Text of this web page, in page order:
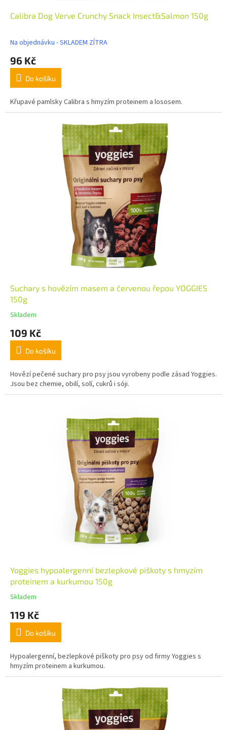
Calibra Dog Verve Crunchy Snack Insect&Salmon 150g
Na objednávku - SKLADEM ZÍTRA
96 Kč
Do košíku
Křupavé pamlsky Calibra s hmyzím proteinem a lososem.
Suchary s hovězím masem a červenou řepou YOGGIES
150g
Skladem
109 Kč
Do košíku
Hovězí pečené suchary pro psy jsou vyrobeny podle zásad Yoggies.
Jsou bez chemie, obilí, solí, cukrů i sóji.
Yoggies hypoalergenní bezlepkové piškoty s hmyzím
proteinem a kurkumou 150g
Skladem
119 Kč
Do košíku
Hypoalergenní, bezlepkové piškoty pro psy od firmy Yoggies s
hmyzím proteinem a kurkumou.